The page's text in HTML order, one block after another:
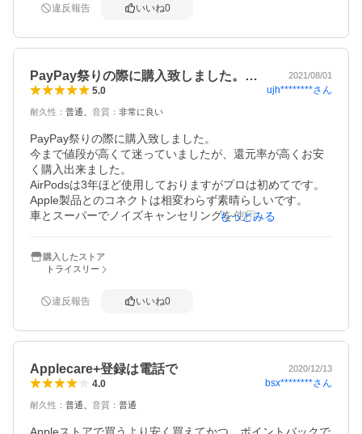
ている
・PCのBluetoothの切り替えが面倒かと思っていましたが、
慣れてしまえば、非常に簡単でした
・一度充電が右耳だけなくなり左耳だけになりましたが、
会議は問題なく進行できました
・会議中に話しかけられても、外部の音を聞く設定にして
いれば問題なく聞けました
違反報告 いいね0
PayPay祭りの際に購入致しました。… 2021/08/01
5.0 ujh********さん
耐久性 ： 普通 音質 ： 非常に良い
PayPay祭りの際に購入致しました。
今まで値段が高くて迷っていましたが、還元率が高くお安
く購入出来ました。
AirPodsは3年ほど使用しておりますがプロは初めてです。
Apple製品とのコネクトは相変わらず素晴らしいです。
車とスーパーでノイズキャンセリングを使用してみた結
えなくなりした。真横を人が通った時にびっくりするほど
です。店内放送は遠くの方から聞こえてくるような感覚で
になりました。
は実際の音より少し高い音に聞こえます。お菓子の袋をぐ
り高く聞こえます。少し違和感はありますが、支障はあり
ません。
個人的に、AirPodsは片耳だけつけていても違和感はありま
た。
もっとみる
購入したストア
トライスリー
違反報告 いいね0
Applecare+登録は電話で 2020/12/13
4.0 bsx********さん
耐久性 ： 普通 音質 ： 普通